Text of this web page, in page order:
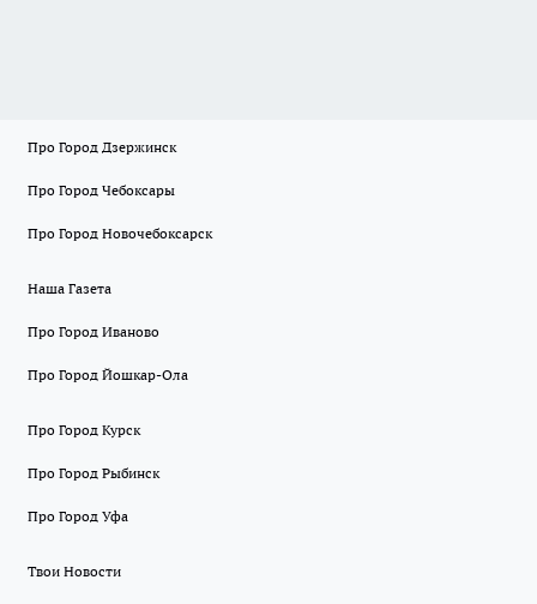
Про Город Дзержинск
Про Город Чебоксары
Про Город Новочебоксарск
Наша Газета
Про Город Иваново
Про Город Йошкар-Ола
Про Город Курск
Про Город Рыбинск
Про Город Уфа
Твои Новости